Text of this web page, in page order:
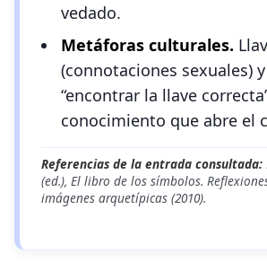
vedado.
Metáforas culturales.
(connotaciones sexuales)
“encontrar la llave
conocimiento que abre el
Referencias de la entrada consultada:
(ed.), El libro de los símbolos.
imágenes arquetípicas (2010).